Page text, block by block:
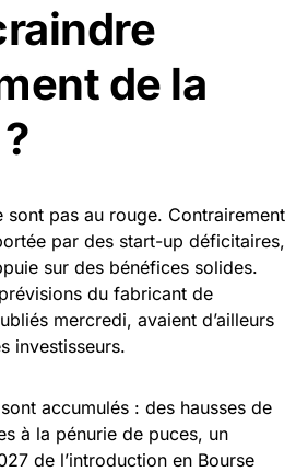
de la
sont pas au rouge. Contrairement
par des start-up déficitaires,
sur des bénéfices solides.
du fabricant de
mercredi, avaient d’ailleurs
investisseurs.
accumulés : des hausses de
à la pénurie de puces, un
de l’introduction en Bourse